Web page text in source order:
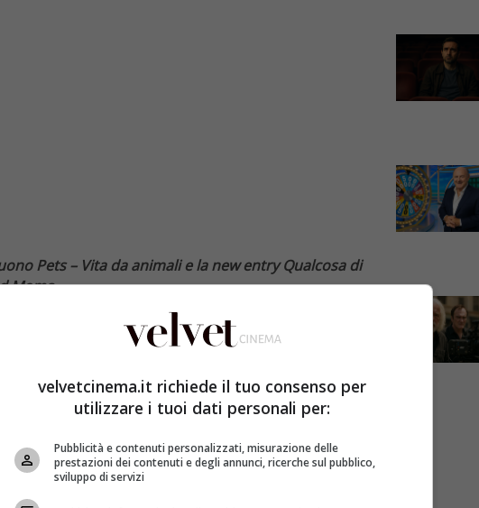
Pets – Vita da animali e la new entry Qualcosa di
Moms.
la concorrenza al botteghino italiano del
partendo con un incasso di 4.500.000 euro
e persino il Regno Unito (in America uscirà a fine
nella classifica assoluta (in soli quattro giorni di
animalidell’Illumination Entertainmentè sceso
finesettimana 2.900.000 euro, per un totale italiano
dell’anno.
velvetcinema.it richiede il tuo consenso per
utilizzare i tuoi dati personali per:
Pubblicità e contenuti personalizzati, misurazione delle
prestazioni dei contenuti e degli annunci, ricerche sul pubblico,
sviluppo di servizi